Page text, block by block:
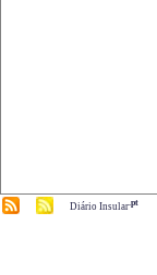
Diário Insular.pt